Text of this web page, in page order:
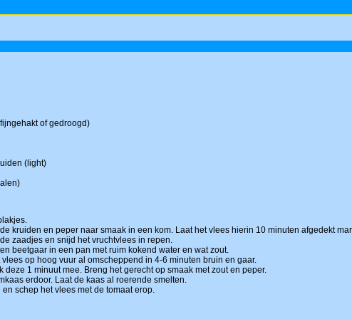
of gedroogd)
(light)
kruiden en peper naar smaak in een kom. Laat het vlees hierin 10 minuten afgedekt
zaadjes en snijd het vruchtvlees in repen.
beetgaar in een pan met ruim kokend water en wat zout.
op hoog vuur al omscheppend in 4-6 minuten bruin en gaar.
1 minuut mee. Breng het gerecht op smaak met zout en peper.
erdoor. Laat de kaas al roerende smelten.
schep het vlees met de tomaat erop.